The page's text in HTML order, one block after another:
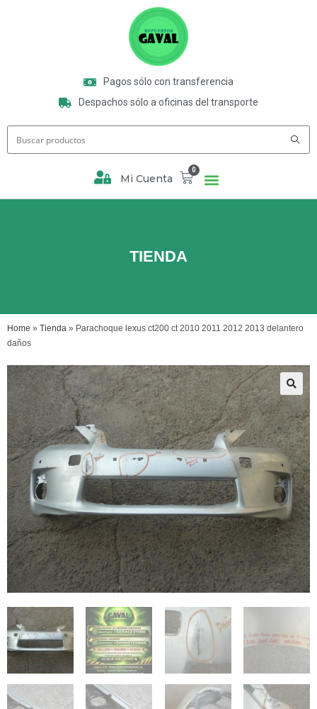
Pagos sólo con transferencia
Despachos sólo a oficinas del transporte
Mi Cuenta
0
TIENDA
Home » Tienda » Parachoque lexus ct200 ct 2010 2011 2012 2013 delantero
daños